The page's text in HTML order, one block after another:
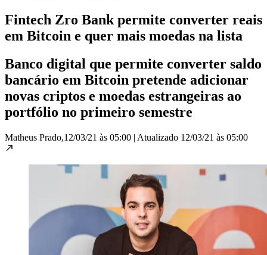
Fintech Zro Bank permite converter reais
em Bitcoin e quer mais moedas na lista
Banco digital que permite converter saldo
bancário em Bitcoin pretende adicionar
novas criptos e moedas estrangeiras ao
portfólio no primeiro semestre
Matheus Prado,12/03/21 às 05:00 | Atualizado 12/03/21 às 05:00